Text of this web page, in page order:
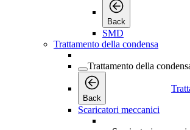
Back
SMD
Trattamento della condensa
Trattamento della
Back
Scaricatori meccanici